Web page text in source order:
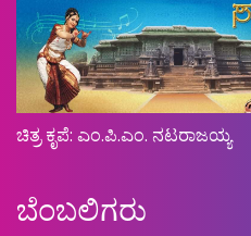
ಚಿತ್ರ ಕೃಪೆ: ಎಂ.ಪಿ.ಎಂ. ನಟರಾಜಯ್ಯ
ಬೆಂಬಲಿಗರು